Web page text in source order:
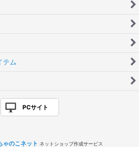
テム
PCサイト
ゃのこネット ネットショップ作成サービス